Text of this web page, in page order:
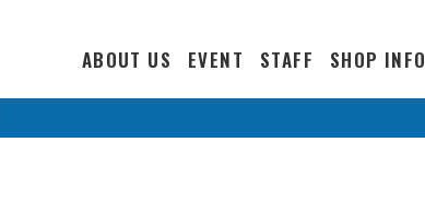
ABOUT US EVENT STAFF SHOP INFO